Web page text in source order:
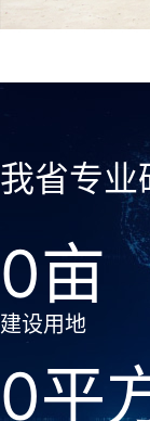
我省专业
0
建设用地
0